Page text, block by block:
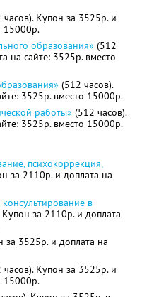
часов). Купон за 3525р. и
15000р.
образования» (512
на сайте: 3525р. вместо
(512 часов).
3525р. вместо 15000р.
работы» (512 часов).
3525р. вместо 15000р.
психокоррекция,
за 2110р. и доплата на
в
Купон за 2110р. и доплата
за 3525р. и доплата на
часов). Купон за 3525р. и
15000р.